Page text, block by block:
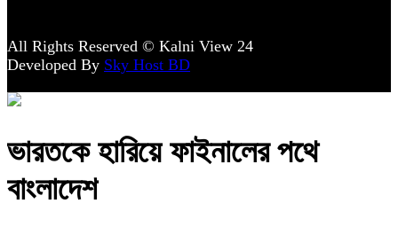
All Rights Reserved © Kalni View 24
Developed By Sky Host BD
ভারতকে হারিয়ে ফাইনালের পথে
বাংলাদেশ